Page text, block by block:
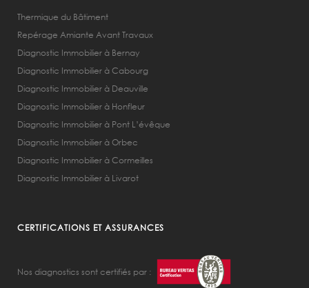
Thermique du Bâtiment
Repérage Amiante Avant Travaux
Diagnostic Immobilier à Bernay
Diagnostic Immobilier à Cabourg
Diagnostic Immobilier à Deauville
Diagnostic Immobilier à Honfleur
Diagnostic Immobilier à Pont L’évêque
Diagnostic Immobilier à Orbec
Diagnostic Immobilier à Cormeilles
Diagnostic Immobilier à Livarot
CERTIFICATIONS ET ASSURANCES
Nos diagnostics sont certifiés par :